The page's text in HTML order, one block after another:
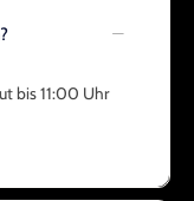
bis 11:00 Uhr